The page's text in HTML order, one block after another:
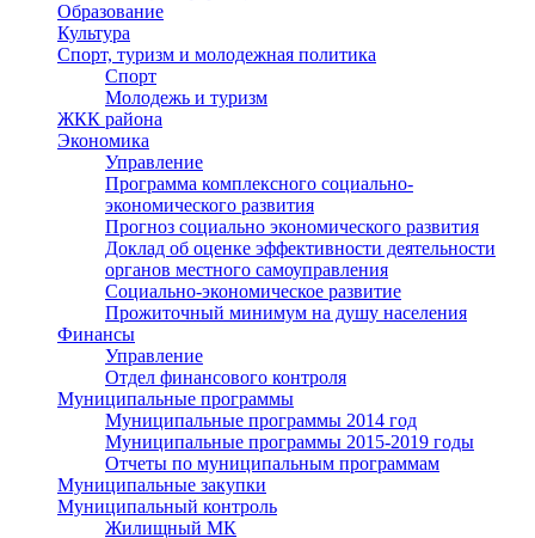
Образование
Культура
Спорт, туризм и молодежная политика
Спорт
Молодежь и туризм
ЖКК района
Экономика
Управление
Программа комплексного социально-
экономического развития
Прогноз социально экономического развития
Доклад об оценке эффективности деятельности
органов местного самоуправления
Социально-экономическое развитие
Прожиточный минимум на душу населения
Финансы
Управление
Отдел финансового контроля
Муниципальные программы
Муниципальные программы 2014 год
Муниципальные программы 2015-2019 годы
Отчеты по муниципальным программам
Муниципальные закупки
Муниципальный контроль
Жилищный МК